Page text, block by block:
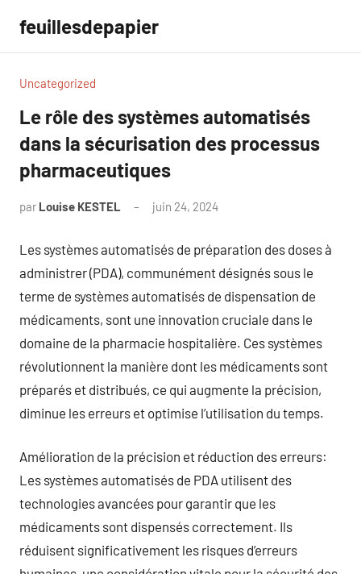
contenu
feuillesdepapier
Uncategorized
Le rôle des systèmes automatisés
dans la sécurisation des processus
pharmaceutiques
par Louise KESTEL juin 24, 2024
Les systèmes automatisés de préparation des doses à
administrer (PDA), communément désignés sous le
terme de systèmes automatisés de dispensation de
médicaments, sont une innovation cruciale dans le
domaine de la pharmacie hospitalière. Ces systèmes
révolutionnent la manière dont les médicaments sont
préparés et distribués, ce qui augmente la précision,
diminue les erreurs et optimise l’utilisation du temps.
Amélioration de la précision et réduction des erreurs:
Les systèmes automatisés de PDA utilisent des
technologies avancées pour garantir que les
médicaments sont dispensés correctement. Ils
réduisent significativement les risques d’erreurs